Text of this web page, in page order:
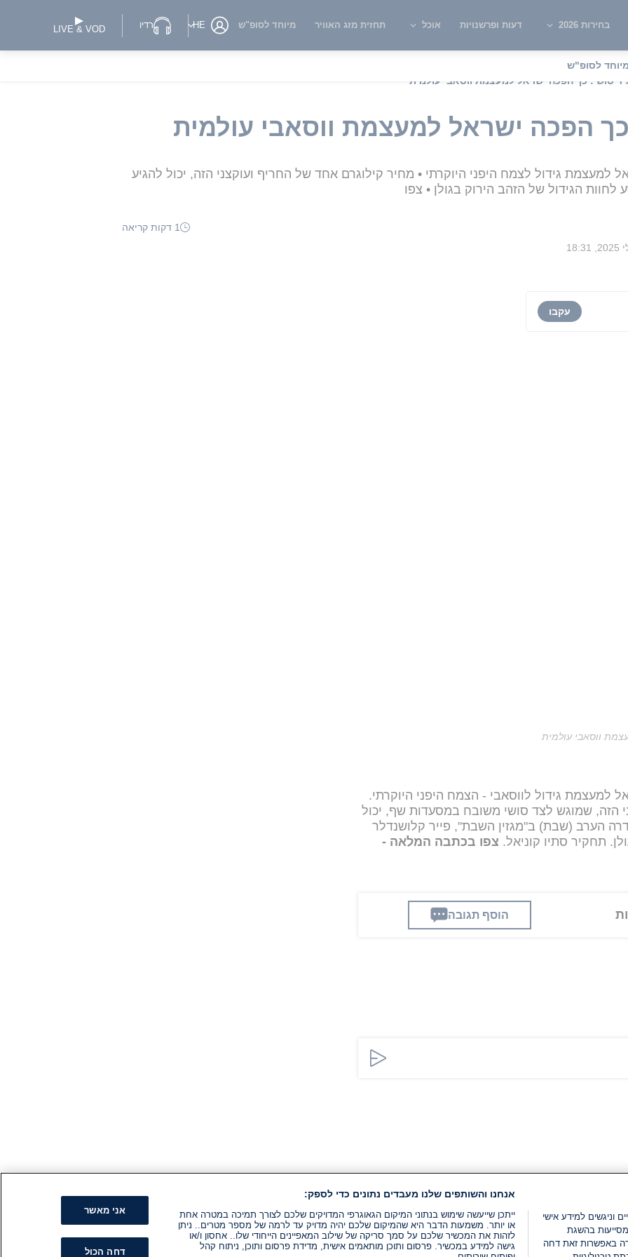
בחירות 2026 דעות ופרשנויות אוכל תחזית מזג האוויר מיוחד לסופ"ש HE רדיו LIVE & VOD
מיוחד לסופ"ש
סושי: כך הפכה ישראל למעצמת ווסאבי עולמית
הפכה ישראל למעצמת ווסאבי עולמית
למעצמת גידול לצמח היפני היוקרתי • מחיר קילוגרם אחד של החריף ועוקצני הזה, יכול להגיע
הגידול של הזהב הירוק בגולן • צפו
1 דקות קריאה
עקבו
ווסאבי עולמית
למעצמת גידול לווסאבי - הצמח היפני היוקרתי.
הזה, שמוגש לצד סושי משובח במסעדות שף, יכול
הערב (שבת) ב"מגזין השבת", פייר קלושנדלר
תחקיר סתיו קוניאל. צפו בכתבה המלאה -
הוסף תגובה
וניגשים למידע אישי
בהשגת
באפשרות זאת דחה
אנחנו והשותפים שלנו מעבדים נתונים כדי לספק:
ייתכן שייעשה שימוש בנתוני המיקום הגאוגרפי המדויקים שלכם לצורך תמיכה במטרה אחת
או יותר. משמעות הדבר היא שהמיקום שלכם יהיה מדויק עד לרמה של מספר מטרים.. ניתן
לזהות את המכשיר שלכם על סמך סריקה של שילוב המאפיינים הייחודי שלו.. אחסון ו/או
גישה למידע במכשיר. פרסום ותוכן מותאמים אישית, מדידת פרסום ותוכן, ניתוח קהל
אני מאשר
דחה הכול